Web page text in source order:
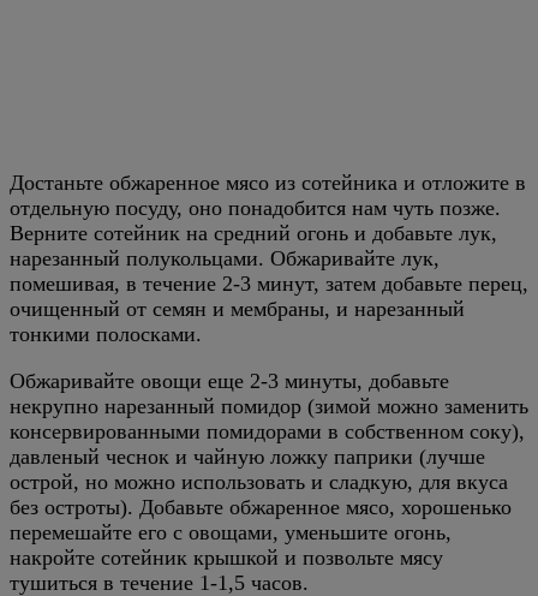
Достаньте обжаренное мясо из сотейника и отложите в
отдельную посуду, оно понадобится нам чуть позже.
Верните сотейник на средний огонь и добавьте лук,
нарезанный полукольцами. Обжаривайте лук,
помешивая, в течение 2-3 минут, затем добавьте перец,
очищенный от семян и мембраны, и нарезанный
тонкими полосками.
Обжаривайте овощи еще 2-3 минуты, добавьте
некрупно нарезанный помидор (зимой можно заменить
консервированными помидорами в собственном соку),
давленый чеснок и чайную ложку паприки (лучше
острой, но можно использовать и сладкую, для вкуса
без остроты). Добавьте обжаренное мясо, хорошенько
перемешайте его с овощами, уменьшите огонь,
накройте сотейник крышкой и позвольте мясу
тушиться в течение 1-1,5 часов.